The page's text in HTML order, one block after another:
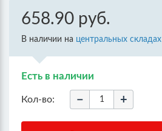
658.90 руб.
В наличии на центральных складах
Есть в наличии
Кол-во: − +